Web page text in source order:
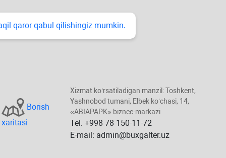
qaror qabul qilishingiz mumkin.
Borish
хaritasi
Xizmat koʻrsatiladigan manzil: Toshkent,
Yashnobod tumani, Elbek koʻchasi, 14,
«ABIAPAPK» biznec-markazi
Tel. +998 78 150-11-72
E-mail: admin@buxgalter.uz